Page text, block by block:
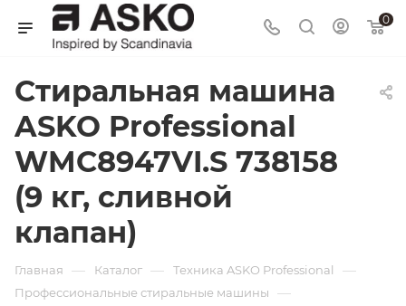
0
Стиральная машина
ASKO Professional
WMC8947VI.S 738158
(9 кг, сливной
клапан)
Главная — Каталог — Техника ASKO Professional —
Профессиональные стиральные машины —